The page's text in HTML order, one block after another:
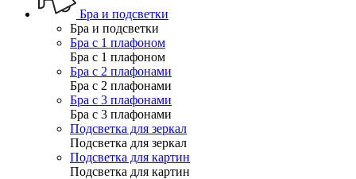
Бра и подсветки
Бра и подсветки
Бра с 1 плафоном
Бра с 1 плафоном
Бра с 2 плафонами
Бра с 2 плафонами
Бра с 3 плафонами
Бра с 3 плафонами
Подсветка для зеркал
Подсветка для зеркал
Подсветка для картин
Подсветка для картин